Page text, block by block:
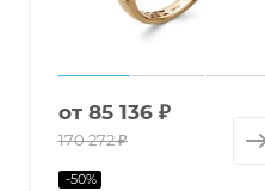
от 85 136 ₽
170 272 ₽
-50%